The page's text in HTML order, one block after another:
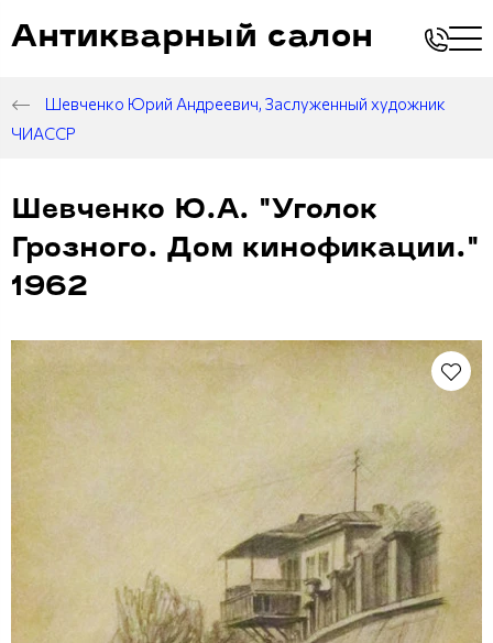
Антикварный салон
Шевченко Юрий Андреевич, Заслуженный художник
ЧИАССР
Шевченко Ю.А. "Уголок
Грозного. Дом кинофикации."
1962